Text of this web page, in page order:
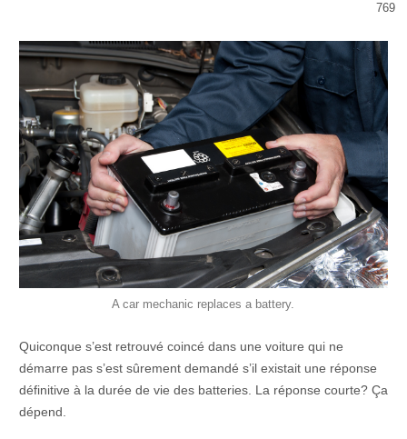
769
A car mechanic replaces a battery.
Quiconque s’est retrouvé coincé dans une voiture qui ne
démarre pas s’est sûrement demandé s’il existait une réponse
définitive à la durée de vie des batteries. La réponse courte? Ça
dépend.